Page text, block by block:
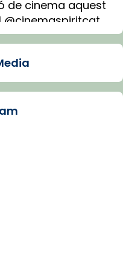
de cinema aquest
@cinemaspiritcat
(OpenAI)